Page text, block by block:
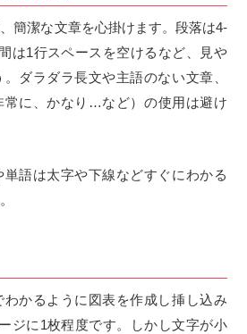
簡潔な文章を心掛けます。段落は4-
は1行スペースを空けるなど、見や
ダラダラ長文や主語のない文章、
に、かなり …など）の使用は避け
語は太字や下線などすぐにわかる
かるように図表を作成し挿し込み
ジに 1枚程度です。しかし文字が小